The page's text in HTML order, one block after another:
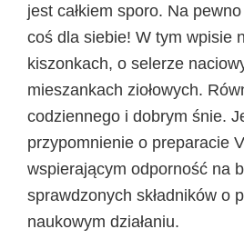
jest całkiem sporo. Na
coś dla siebie! W tym wpisie
kiszonkach, o selerze
mieszankach ziołowych.
codziennego i dobrym śnie.
przypomnienie o preparacie
wspierającym odporność na
sprawdzonych składników o
naukowym działaniu.